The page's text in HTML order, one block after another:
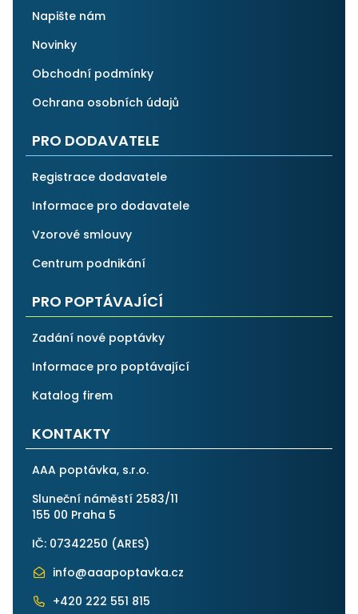
Napište nám
Novinky
Obchodní podmínky
Ochrana osobních údajů
PRO DODAVATELE
Registrace dodavatele
Informace pro dodavatele
Vzorové smlouvy
Centrum podnikání
PRO POPTÁVAJÍCÍ
Zadání nové poptávky
Informace pro poptávající
Katalog firem
KONTAKTY
AAA poptávka, s.r.o.
Sluneční náměstí 2583/11
155 00 Praha 5
IČ: 07342250 (ARES)
info@aaapoptavka.cz
+420 222 551 815